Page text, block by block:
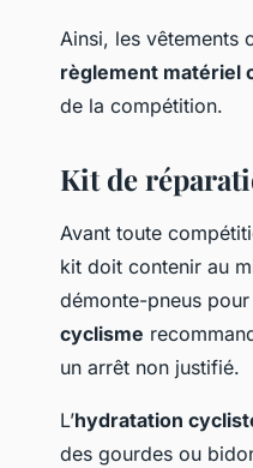
Ainsi, les vêtements
règlement matériel
de la compétition.
Kit de
Avant toute
kit doit contenir au
démonte-pneus
cyclisme
un arrêt non justifié.
L’hydratation
des gourdes ou